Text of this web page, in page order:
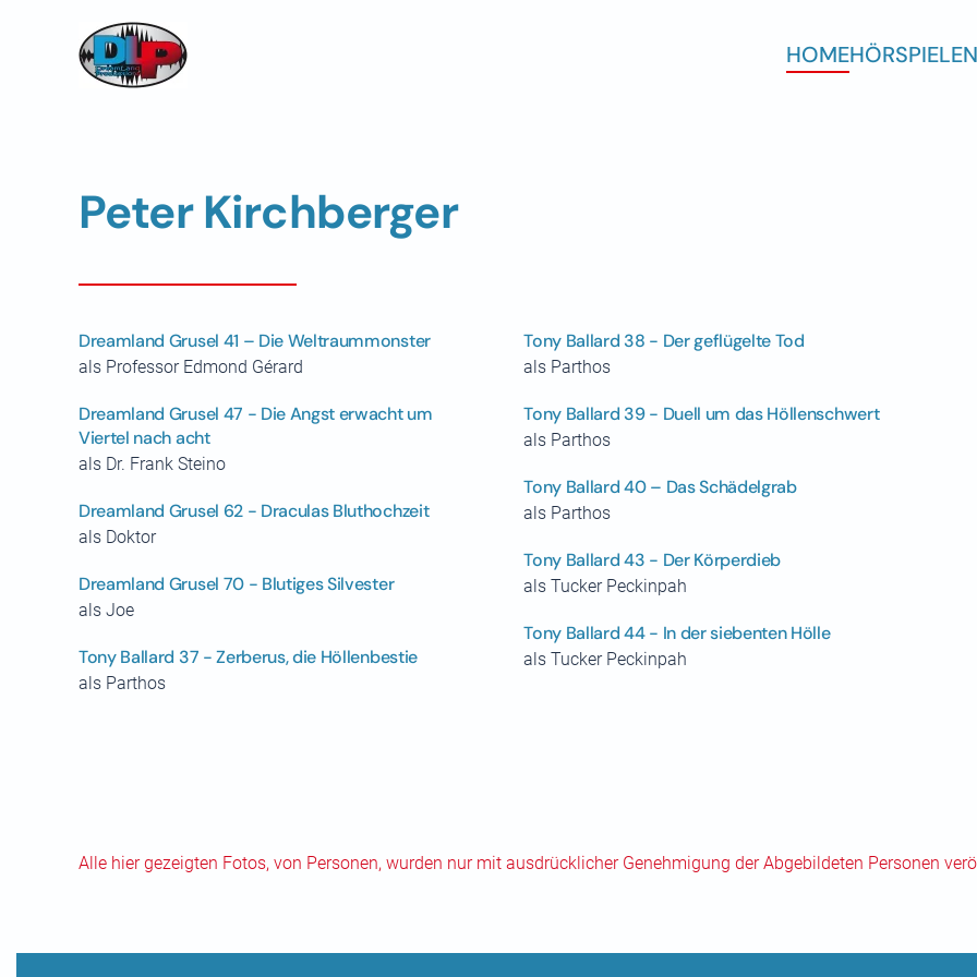
Skip to main content HOMEHÖRSPIELE
Peter Kirchberger
Dreamland Grusel 41 – Die Weltraummonster
als Professor Edmond Gérard
Dreamland Grusel 47 - Die Angst erwacht um
Viertel nach acht
als Dr. Frank Steino
Dreamland Grusel 62 - Draculas Bluthochzeit
als Doktor
Dreamland Grusel 70 - Blutiges Silvester
als Joe
Tony Ballard 37 - Zerberus, die Höllenbestie
als Parthos
Tony Ballard 38 - Der geflügelte Tod
als Parthos
Tony Ballard 39 - Duell um das Höllenschwert
als Parthos
Tony Ballard 40 – Das Schädelgrab
als Parthos
Tony Ballard 43 - Der Körperdieb
als Tucker Peckinpah
Tony Ballard 44 - In der siebenten Hölle
als Tucker Peckinpah
Alle hier gezeigten Fotos, von Personen, wurden nur mit ausdrücklicher Genehmigung der Abgebildeten Personen